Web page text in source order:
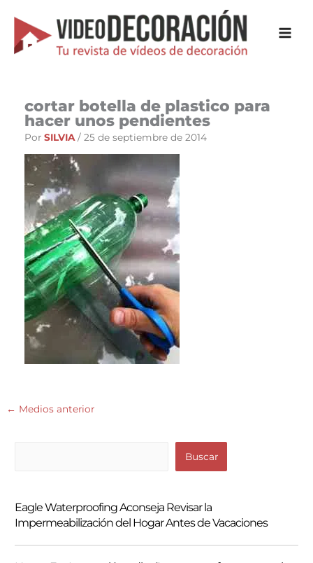
contenido
cortar botella de plastico para
hacer unos pendientes
Por SILVIA/ 25 de septiembre de 2014
← Medios anterior
c
a
r
Buscar
Eagle Waterproofing Aconseja Revisar la
Impermeabilización del Hogar Antes de Vacaciones